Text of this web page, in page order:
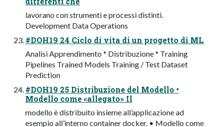
lavorano con strumenti e processi distinti.
Development Data Operations
#DOH19 24 Ciclo di vita di un progetto di ML
Analisi Apprendimento * Distribuzione * Training
Pipelines Trained Models Training / Test Dataset
Prediction
#DOH19 25 Distribuzione del Modello •
Modello come «allegato» Il
modello è distribuito insieme all’applicazione ad
esempio all’interno container docker. • Modello come